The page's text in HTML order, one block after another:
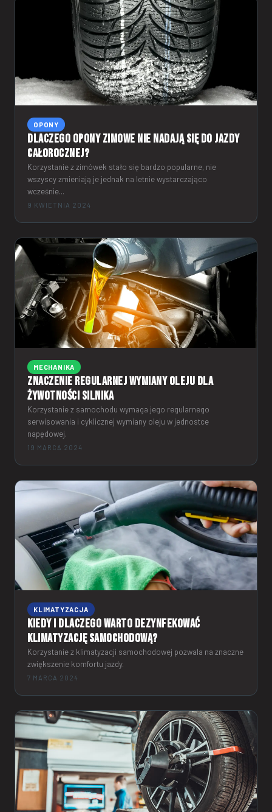
OPONY
Dlaczego opony zimowe nie nadają się do jazdy
całorocznej?
Korzystanie z zimówek stało się bardzo popularne, nie
wszyscy zmieniają je jednak na letnie wystarczająco
wcześnie...
9 KWIETNIA 2024
MECHANIKA
Znaczenie regularnej wymiany oleju dla
żywotności silnika
Korzystanie z samochodu wymaga jego regularnego
serwisowania i cyklicznej wymiany oleju w jednostce
napędowej.
19 MARCA 2024
KLIMATYZACJA
Kiedy i dlaczego warto dezynfekować
klimatyzację samochodową?
Korzystanie z klimatyzacji samochodowej pozwala na znaczne
zwiększenie komfortu jazdy.
7 MARCA 2024